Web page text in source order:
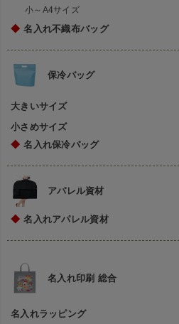
小～A4サイズ
◆ 名入れ不織布バッグ
保冷バッグ
大きいサイズ
小さめサイズ
◆ 名入れ保冷バッグ
アパレル資材
◆ 名入れアパレル資材
名入れ印刷 総合
名入れラッピング